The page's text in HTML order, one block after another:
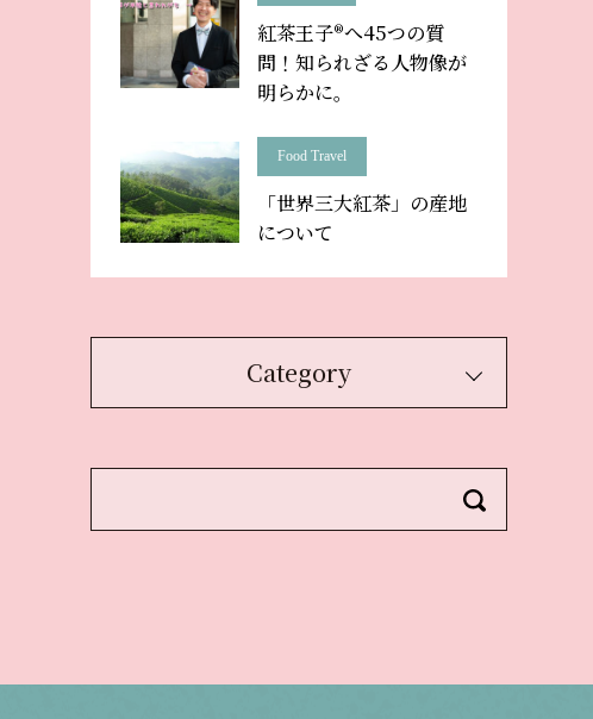
紅茶王子®へ45つの質
問！知られざる人物像が
明らかに。
Food Travel
「世界三大紅茶」の産地
について
Category